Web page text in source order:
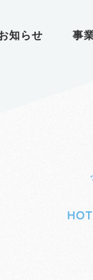
知らせ 事
居宅介護
居宅介護